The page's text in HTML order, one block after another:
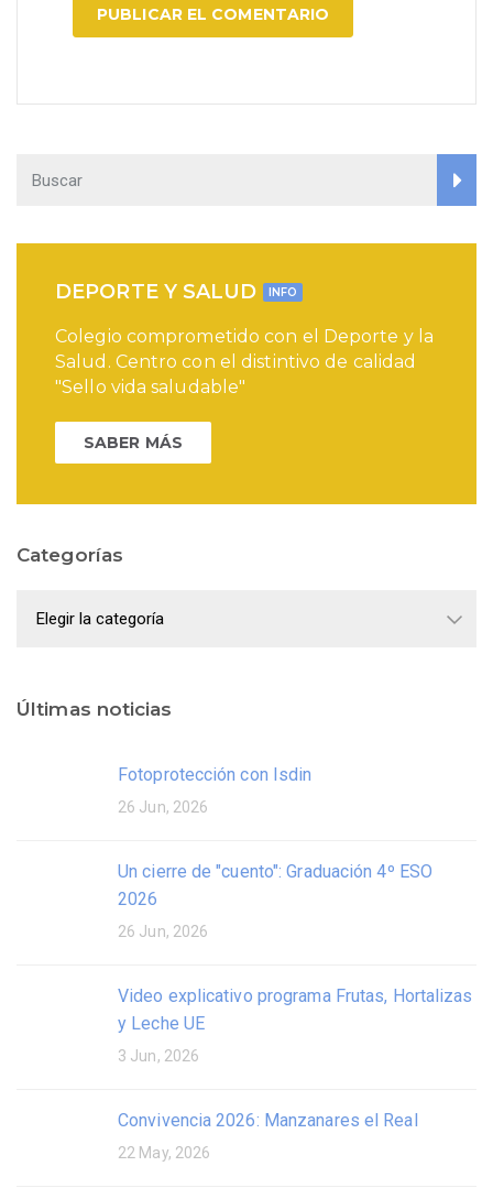
DEPORTE Y SALUD INFO
Colegio comprometido con el Deporte y la
Salud. Centro con el distintivo de calidad
"Sello vida saludable"
SABER MÁS
Categorías
Últimas noticias
Fotoprotección con Isdin
26 Jun, 2026
Un cierre de "cuento": Graduación 4º ESO
2026
26 Jun, 2026
Video explicativo programa Frutas, Hortalizas
y Leche UE
3 Jun, 2026
Convivencia 2026: Manzanares el Real
22 May, 2026